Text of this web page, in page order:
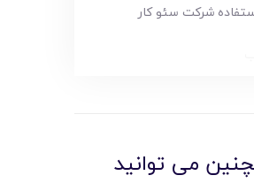
شرکت سئو کار
می توانید